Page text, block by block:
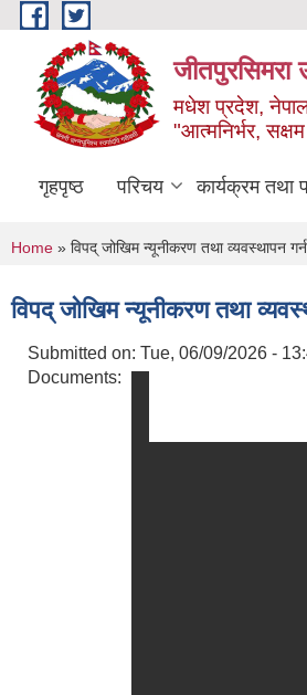
Skip to main content
जीतपुरसिमरा
मधेश प्रदेश,
"आत्मनिर्भर,
गृहपृष्ठ परिचय कार्यक्रम तथा
You are here
Home » विपद् जोखिम न्यूनीकरण तथा व्यवस्थापन
विपद् जोखिम न्यूनीकरण तथा
Submitted on: Tue, 06/09/2026 -
Documents: